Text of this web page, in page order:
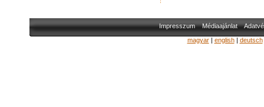
Impresszum Médiaajánlat
magyar| english| deutsch